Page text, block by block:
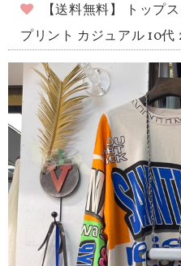
【送料無料】 トップ
プリント カジュアル 10代